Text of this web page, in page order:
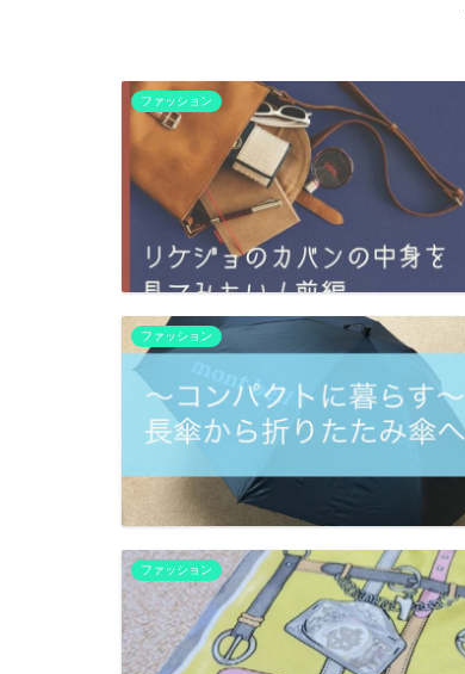
ファッション
ファッション
ファッション